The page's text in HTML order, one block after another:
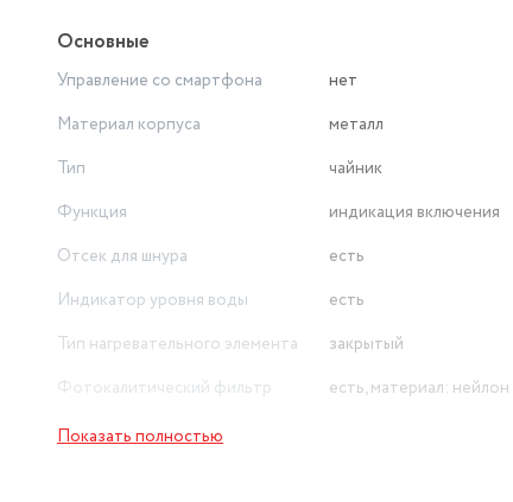
Основные
Управление со смартфона
нет
Материал корпуса
металл
Тип
чайник
Функция
индикация включения
Отсек для шнура
есть
Индикатор уровня воды
есть
Тип нагревательного элемента
закрытый
Фотокалитический фильтр
есть, материал: нейлон
Максимальная мощность (Вт)
Показать полностью